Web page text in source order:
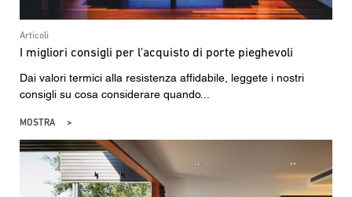
Articoli
I migliori consigli per l'acquisto di porte pieghevoli
Dai valori termici alla resistenza affidabile, leggete i nostri
consigli su cosa considerare quando...
MOSTRA